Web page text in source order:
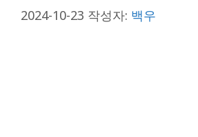
2024-10-23 작성자: 백우